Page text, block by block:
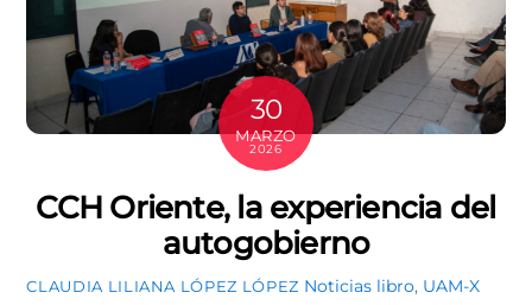
30
MARZO
2026
CCH Oriente, la experiencia del
autogobierno
CLAUDIA LILIANA LÓPEZ LÓPEZ Noticias libro, UAM-X